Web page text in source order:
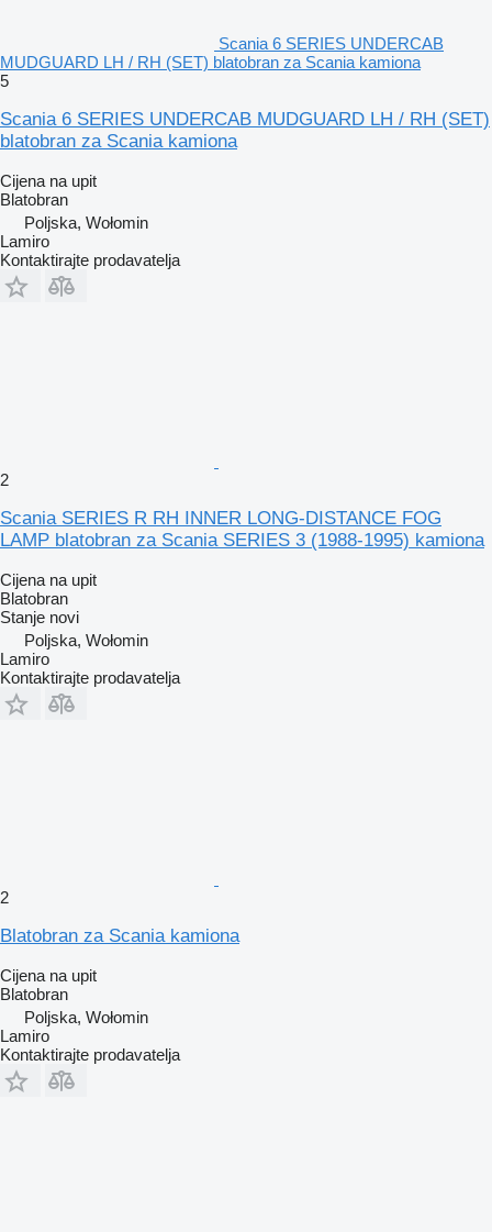
Scania 6 SERIES UNDERCAB
MUDGUARD LH / RH (SET) blatobran za Scania kamiona
5
Scania 6 SERIES UNDERCAB MUDGUARD LH / RH (SET)
blatobran za Scania kamiona
Cijena na upit
Blatobran
Poljska, Wołomin
Lamiro
Kontaktirajte prodavatelja
2
Scania SERIES R RH INNER LONG-DISTANCE FOG
LAMP blatobran za Scania SERIES 3 (1988-1995) kamiona
Cijena na upit
Blatobran
Stanje novi
Poljska, Wołomin
Lamiro
Kontaktirajte prodavatelja
2
Blatobran za Scania kamiona
Cijena na upit
Blatobran
Poljska, Wołomin
Lamiro
Kontaktirajte prodavatelja